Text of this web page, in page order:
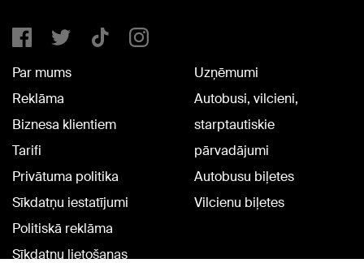
Par mums
Reklāma
Biznesa klientiem
Tarifi
Privātuma politika
Sīkdatņu iestatījumi
Politiskā reklāma
Sīkdatņu lietošanas
Uzņēmumi
Autobusi, vilcieni,
starptautiskie
pārvadājumi
Autobusu biļetes
Vilcienu biļetes